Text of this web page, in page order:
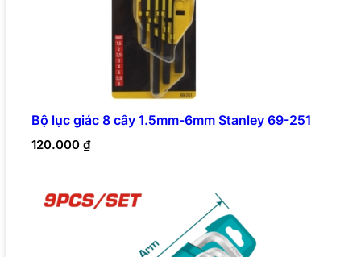
Bộ lục giác 8 cây 1.5mm-6mm Stanley 69-251
120.000 ₫